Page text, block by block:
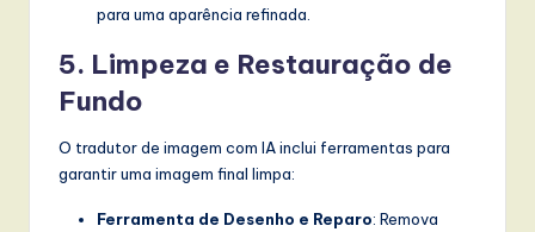
para uma aparência refinada.
5. Limpeza e Restauração de
Fundo
O tradutor de imagem com IA inclui ferramentas para
garantir uma imagem final limpa:
Ferramenta de Desenho e Reparo: Remova